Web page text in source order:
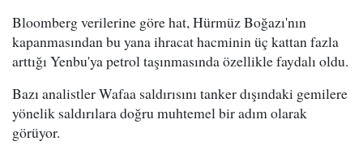
Bloomberg verilerine göre hat, Hürmüz Boğazı'nın
kapanmasından bu yana ihracat hacminin üç kattan fazla
arttığı Yenbu'ya petrol taşınmasında özellikle faydalı oldu.
Bazı analistler Wafaa saldırısını tanker dışındaki gemilere
yönelik saldırılara doğru muhtemel bir adım olarak
görüyor.